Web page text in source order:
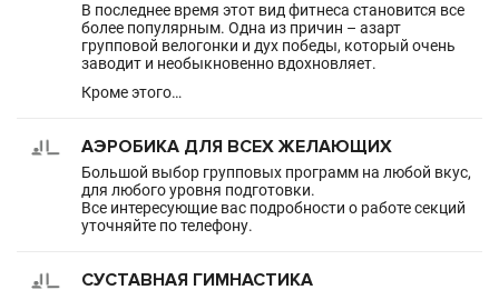
В последнее время этот вид фитнеса становится все
более популярным. Одна из причин – азарт
групповой велогонки и дух победы, который очень
заводит и необыкновенно вдохновляет.
Кроме этого…
АЭРОБИКА ДЛЯ ВСЕХ ЖЕЛАЮЩИХ
Большой выбор групповых программ на любой вкус,
для любого уровня подготовки.
Все интересующие вас подробности о работе секций
уточняйте по телефону.
СУСТАВНАЯ ГИМНАСТИКА